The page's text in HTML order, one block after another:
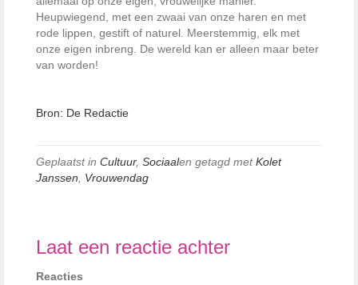
Heupwiegend, met een zwaai van onze haren en met
rode lippen, gestift of naturel. Meerstemmig, elk met
onze eigen inbreng. De wereld kan er alleen maar beter
van worden!
Bron: De Redactie
Geplaatst in Cultuur, Sociaalen getagd metKolet
Janssen
Vrouwendag
Laat een reactie achter
Reacties